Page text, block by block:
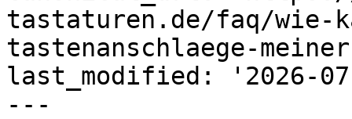
tastaturen.de/faq/wie-
tastenanschlaege-
last_modified: '2026-
---